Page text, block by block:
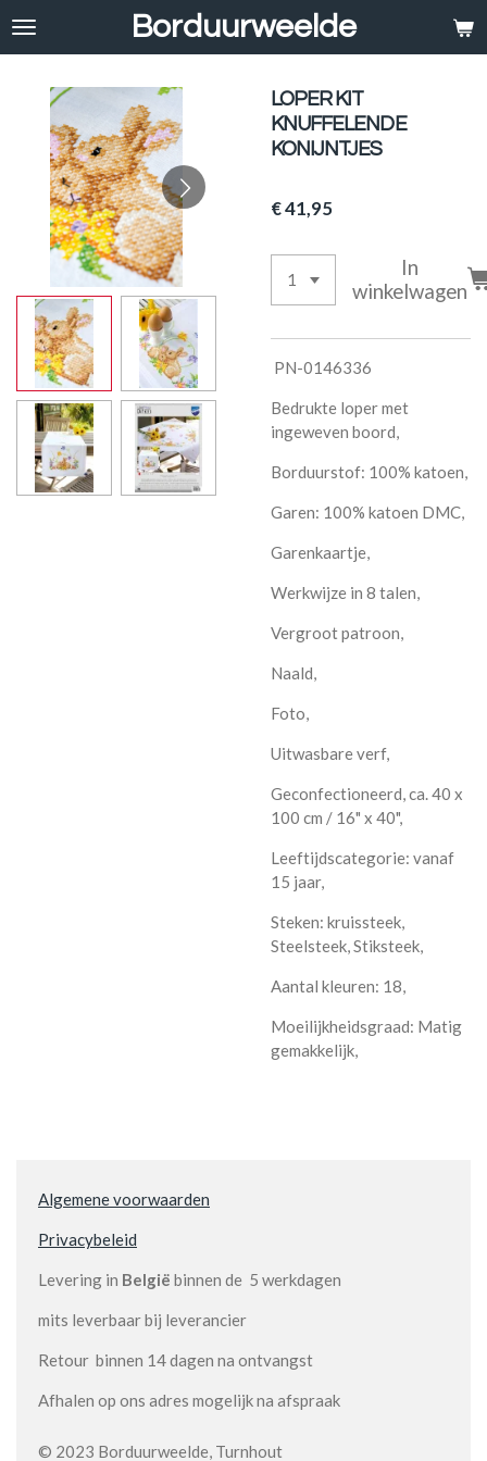
Ga
Borduurweelde
LOPER KIT
KNUFFELENDE
KONIJNTJES
€ 41,95
In
winkelwagen
PN-0146336
Bedrukte loper met
ingeweven boord,
Borduurstof: 100% katoen,
Garen: 100% katoen DMC,
Garenkaartje,
Werkwijze in 8 talen,
Vergroot patroon,
Naald,
Foto,
Uitwasbare verf,
Geconfectioneerd, ca. 40 x
100 cm / 16" x 40",
Leeftijdscategorie: vanaf
15 jaar,
Steken: kruissteek,
Steelsteek, Stiksteek,
Aantal kleuren: 18,
Moeilijkheidsgraad: Matig
gemakkelijk,
Algemene voorwaarden
Privacybeleid
Levering in België binnen de 5 werkdagen
mits leverbaar bij leverancier
Retour binnen 14 dagen na ontvangst
Afhalen op ons adres mogelijk na afspraak
© 2023 Borduurweelde, Turnhout